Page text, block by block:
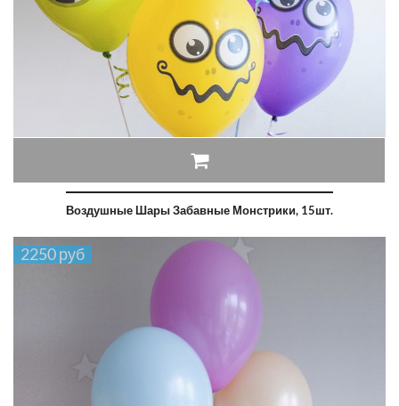
Воздушные Шары Забавные Монстрики, 15шт.
2250 руб